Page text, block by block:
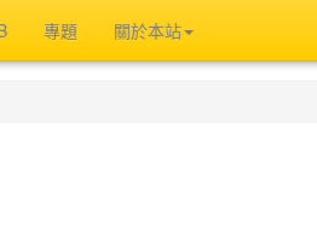
專題 關於本站